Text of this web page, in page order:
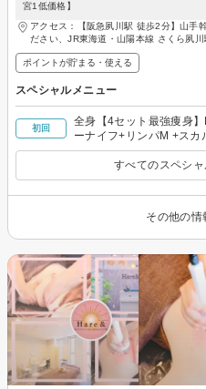
宮1低価格】
アクセス：【阪急夙川駅 徒歩2分】山手
ださい、JR東海道・山陽本線 さくら夙
ポイントが貯まる・使える
スペシャルメニュー
初回
全身【4セット最強痩身
ーナイフ+リンパM +スカ
すべてのスペシ
その他の情